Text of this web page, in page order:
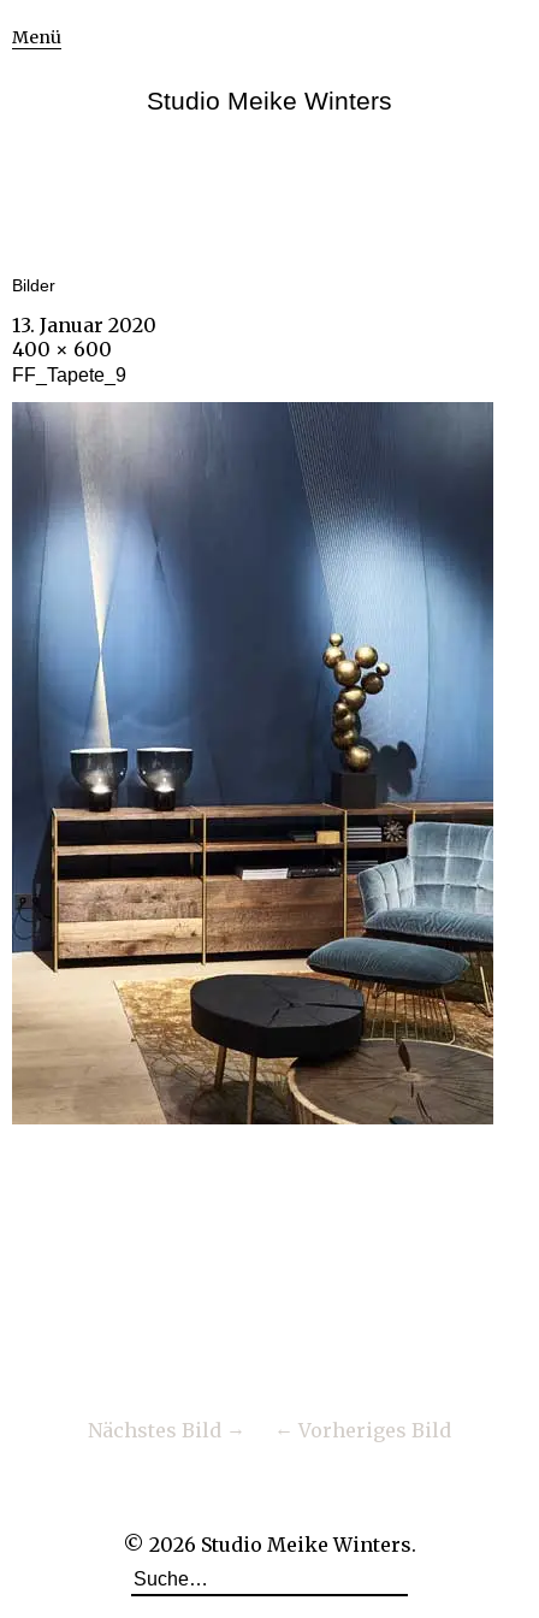
Menü
Studio Meike Winters
Bilder
13. Januar 2020
400 × 600
FF_Tapete_9
Nächstes Bild Vorheriges Bild
© 2026 Studio Meike Winters.